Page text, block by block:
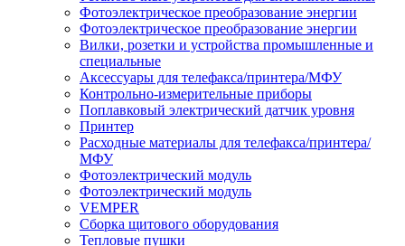
Фотоэлектрическое преобразование энергии
Фотоэлектрическое преобразование энергии
Вилки, розетки и устройства промышленные и
специальные
Аксессуары для телефакса/принтера/МФУ
Контрольно-измерительные приборы
Поплавковый электрический датчик уровня
Принтер
Расходные материалы для телефакса/принтера/
МФУ
Фотоэлектрический модуль
Фотоэлектрический модуль
VEMPER
Сборка щитового оборудования
Тепловые пушки